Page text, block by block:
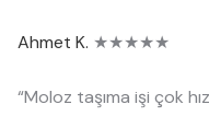
Ahmet K. ★★★★★
“Moloz taşıma işi çok